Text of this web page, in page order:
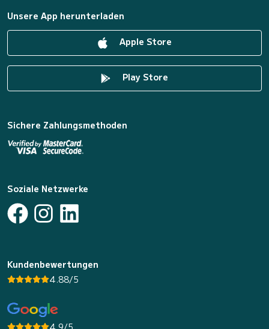
Unsere App herunterladen
Apple Store
Play Store
Sichere Zahlungsmethoden
Soziale Netzwerke
Kundenbewertungen
4.88/5
4.9/5